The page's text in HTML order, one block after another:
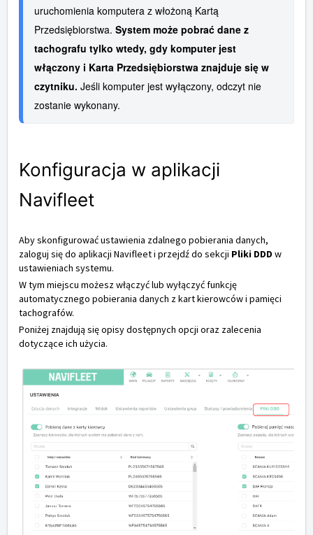
uruchomienia komputera z włożoną Kartą
Przedsiębiorstwa. System może pobrać dane z
tachografu tylko wtedy, gdy komputer jest
włączony i Karta Przedsiębiorstwa znajduje się w
czytniku. Jeśli komputer jest wyłączony, odczyt nie
zostanie wykonany.
Konfiguracja w aplikacji
Navifleet
Aby skonfigurować ustawienia zdalnego pobierania danych,
zaloguj się do aplikacji Navifleet i przejdź do sekcji Pliki DDD w
ustawieniach systemu.
W tym miejscu możesz włączyć lub wyłączyć funkcję
automatycznego pobierania danych z kart kierowców i pamięci
tachografów.
Poniżej znajdują się opisy dostępnych opcji oraz zalecenia
dotyczące ich użycia.